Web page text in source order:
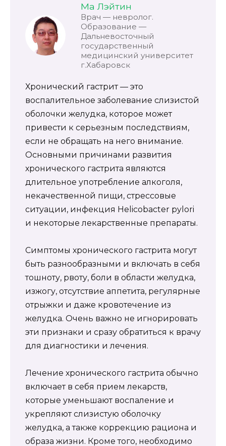
Ма Лэйтин
Врач — невролог.
Образование —
Дальневосточный
государственный
медицинский университет
г.Хабаровск
Хронический гастрит — это
воспалительное заболевание слизистой
оболочки желудка, которое может
привести к серьезным последствиям,
если не обращать на него внимание.
Основными причинами развития
хронического гастрита являются
длительное употребление алкоголя,
некачественной пищи, стрессовые
ситуации, инфекция Helicobacter pylori
и некоторые лекарственные препараты.
Симптомы хронического гастрита могут
быть разнообразными и включать в себя
тошноту, рвоту, боли в области желудка,
изжогу, отсутствие аппетита, регулярные
отрыжки и даже кровотечение из
желудка. Очень важно не игнорировать
эти признаки и сразу обратиться к врачу
для диагностики и лечения.
Лечение хронического гастрита обычно
включает в себя прием лекарств,
которые уменьшают воспаление и
укрепляют слизистую оболочку
желудка, а также коррекцию рациона и
образа жизни. Кроме того, необходимо